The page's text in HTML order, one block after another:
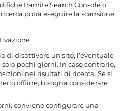
tramite Search Console o
potrà eseguire la scansione
di disattivare un sito, l’eventuale
pochi giorni. In caso contrario,
nei risultati di ricerca. Se si
offline, bisogna considerare
conviene configurare una